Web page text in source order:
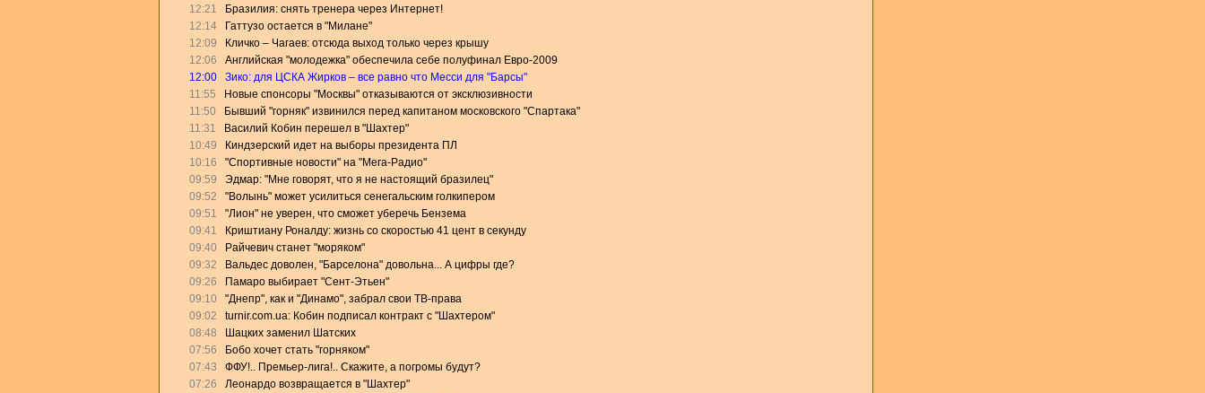
12:21
Бразилия: снять тренера через Интернет!
12:14
Гаттузо остается в "Милане"
12:09
Кличко – Чагаев: отсюда выход только через крышу
12:06
Английская "молодежка" обеспечила себе полуфинал Евро-2009
12:00
Зико: для ЦСКА Жирков – все равно что Месси для "Барсы"
11:55
Новые спонсоры "Москвы" отказываются от эксклюзивности
11:50
Бывший "горняк" извинился перед капитаном московского "Спартака"
11:31
Василий Кобин перешел в "Шахтер"
10:49
Киндзерский идет на выборы президента ПЛ
10:16
"Спортивные новости" на "Мега-Радио"
09:59
Эдмар: "Мне говорят, что я не настоящий бразилец"
09:52
"Волынь" может усилиться сенегальским голкипером
09:51
"Лион" не уверен, что сможет уберечь Бензема
09:41
Криштиану Роналду: жизнь со скоростью 41 цент в секунду
09:40
Райчевич станет "моряком"
09:32
Вальдес доволен, "Барселона" довольна... А цифры где?
09:26
Памаро выбирает "Сент-Этьен"
09:10
"Днепр", как и "Динамо", забрал свои ТВ-права
09:02
turnir.com.ua: Кобин подписал контракт с "Шахтером"
08:48
Шацких заменил Шатских
07:56
Бобо хочет стать "горняком"
07:43
ФФУ!.. Премьер-лига!.. Скажите, а погромы будут?
07:26
Леонардо возвращается в "Шахтер"